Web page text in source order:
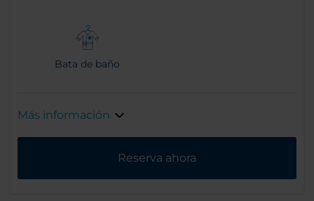
Bata de baño
Más información
Reserva ahora